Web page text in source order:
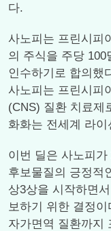
다.
사노피는 프린시피
의 주식을 주당 100
인수하기로 합의했
사노피는 프린시피
(CNS) 질환 치료제
화화는 전세계 라
이번 딜은 사노피
후보물질의 긍정적
상3상을 시작하면
보하기 위한 결정
자가면역 질환까지